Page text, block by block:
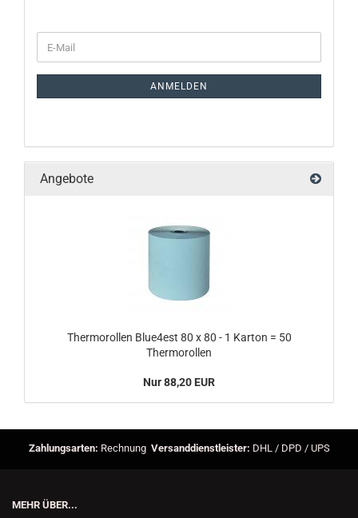
ANMELDEN
Angebote
Thermorollen Blue4est 80 x 80 - 1 Karton = 50
Thermorollen
Nur 88,20 EUR
Zahlungsarten: Rechnung Versanddienstleister: DHL / DPD / UPS
MEHR ÜBER...